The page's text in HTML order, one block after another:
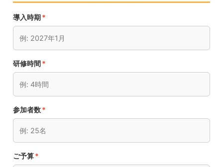
導入時期*
研修時間*
参加者数*
ご予算*